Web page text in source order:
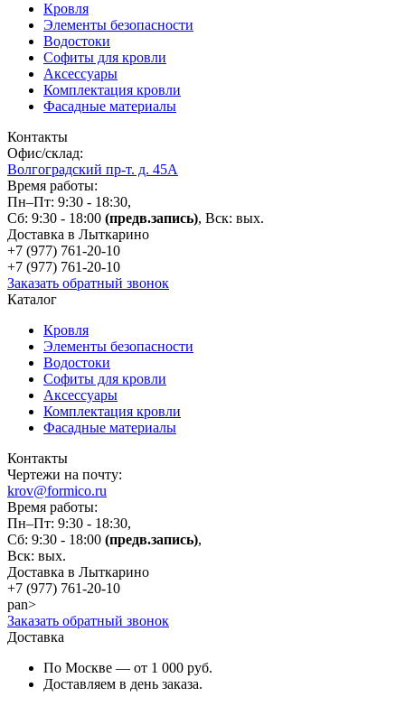
Кровля
Элементы безопасности
Водостоки
Софиты для кровли
Аксессуары
Комплектация кровли
Фасадные материалы
Контакты
Офис/склад:
Волгоградский пр-т. д. 45А
Время работы:
Пн–Пт: 9:30 - 18:30,
Сб: 9:30 - 18:00 (предв.запись), Вск: вых.
Доставка в Лыткарино
+7 (977) 761-20-10
+7 (977) 761-20-10
Заказать обратный звонок
Каталог
Кровля
Элементы безопасности
Водостоки
Софиты для кровли
Аксессуары
Комплектация кровли
Фасадные материалы
Контакты
Чертежи на почту:
krov@formico.ru
Время работы:
Пн–Пт: 9:30 - 18:30,
Сб: 9:30 - 18:00 (предв.запись),
Вск: вых.
Доставка в Лыткарино
+7 (977) 761-20-10
pan>
Заказать обратный звонок
Доставка
По Москве — от 1 000 руб.
Доставляем в день заказа.